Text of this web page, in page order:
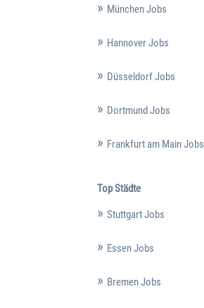
München Jobs
Hannover Jobs
Düsseldorf Jobs
Dortmund Jobs
Frankfurt am Main Jobs
Top Städte
Stuttgart Jobs
Essen Jobs
Bremen Jobs